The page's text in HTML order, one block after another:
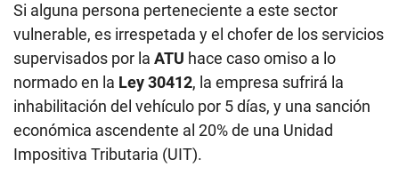
Si alguna persona perteneciente a este sector
vulnerable, es irrespetada y el chofer de los servicios
supervisados por la ATU hace caso omiso a lo
normado en la Ley 30412, la empresa sufrirá la
inhabilitación del vehículo por 5 días, y una sanción
económica ascendente al 20% de una Unidad
Impositiva Tributaria (UIT).